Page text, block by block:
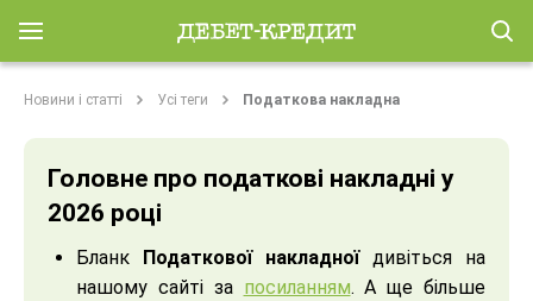
Новини і статті Усі теги Податкова накладна
Головне про податкові накладні у
2026 році
Бланк Податкової накладноїдивіться на
нашому сайті за посиланням. А ще більше